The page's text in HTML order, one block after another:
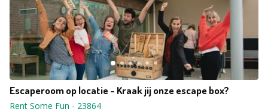
Escaperoom op locatie - Kraak jij onze escape box?
Rent Some Fun - 23864